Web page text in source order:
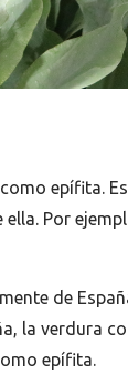
epífita.
Por
de
la verdura
epífita.